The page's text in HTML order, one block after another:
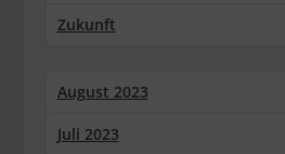
Zukunft
August 2023
Juli 2023